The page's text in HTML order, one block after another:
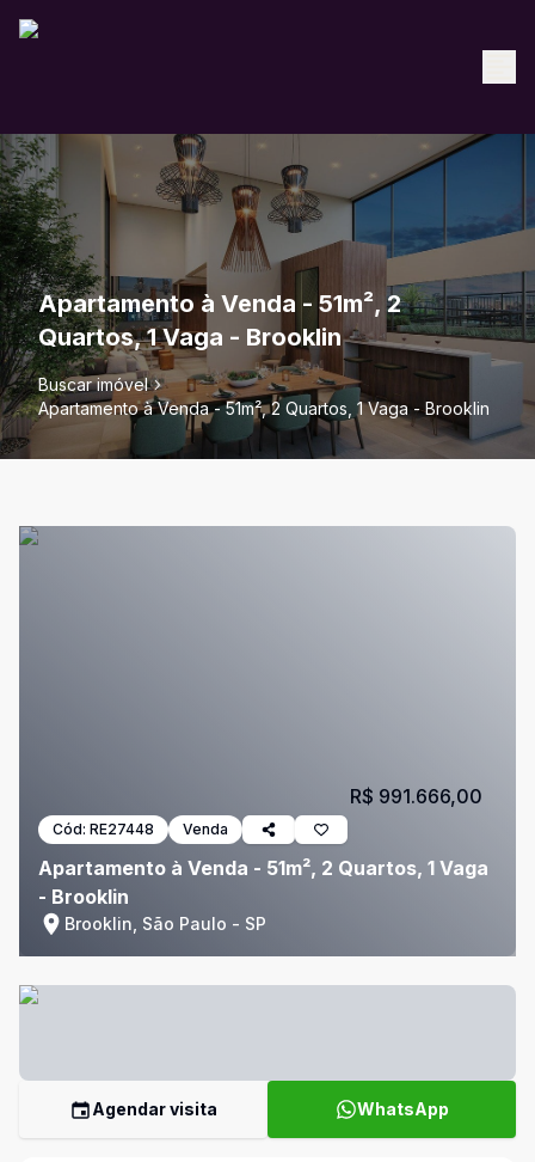
Apartamento à Venda - 51m², 2
Quartos, 1 Vaga - Brooklin
Buscar imóvel
Apartamento à Venda - 51m², 2 Quartos, 1 Vaga - Brooklin
Cód: RE27448 Venda
Apartamento à Venda - 51m², 2 Quartos, 1 Vaga
- Brooklin
Brooklin, São Paulo - SP
R$ 991.666,00
Agendar visita WhatsApp